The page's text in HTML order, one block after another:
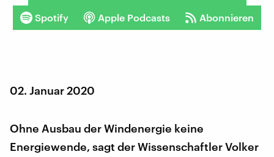
Spotify Apple Podcasts Abonnieren
02. Januar 2020
Ohne Ausbau der Windenergie keine
Energiewende, sagt der Wissenschaftler Volker